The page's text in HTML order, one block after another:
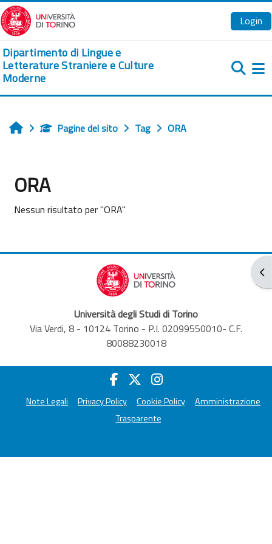
Vai al contenuto principale
Login
Dipartimento di Lingue e
Letterature Straniere e Culture
Moderne
HomePagine del sito Tag ORA
ORA
Nessun risultato per "ORA"
Università degli Studi di Torino
Via Verdi, 8 - 10124 Torino - P.I. 02099550010- C.F.
80088230018
Note Legali Privacy Policy Cookie Policy
Amministrazione
Trasparente